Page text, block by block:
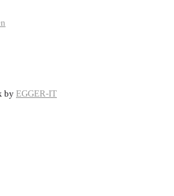
by EGGER-IT